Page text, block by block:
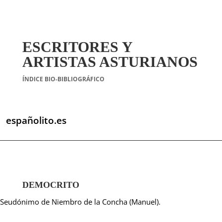
ESCRITORES Y
ARTISTAS ASTURIANOS
ÍNDICE BIO-BIBLIOGRÁFICO
españolito.es
DEMOCRITO
Seudónimo de Niembro de la Concha (Manuel).